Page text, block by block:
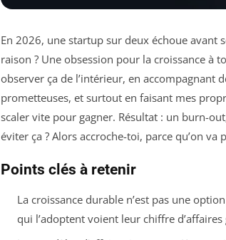
En 2026, une startup sur deux échoue avant
raison ? Une obsession pour la croissance à
observer ça de l’intérieur, en accompagnant
prometteuses, et surtout en faisant mes
scaler vite pour gagner. Résultat : un burn-
éviter ça ? Alors accroche-toi, parce qu’on
Points clés à retenir
La croissance durable n’est pas une
qui l’adoptent voient leur chiffre